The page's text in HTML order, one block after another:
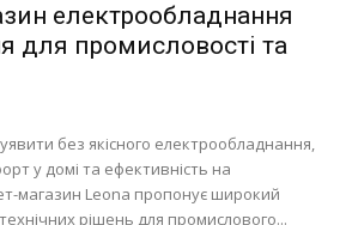
електрообладнання
для промисловості та
без якісного електрообладнання,
у домі та ефективність на
магазин Leona пропонує широкий
рішень для промислового...